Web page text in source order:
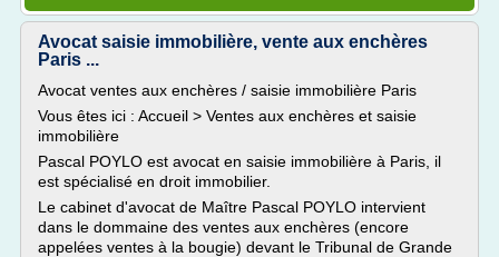
Avocat saisie immobilière, vente aux enchères
Paris ...
Avocat ventes aux enchères / saisie immobilière Paris
Vous êtes ici : Accueil > Ventes aux enchères et saisie
immobilière
Pascal POYLO est avocat en saisie immobilière à Paris, il
est spécialisé en droit immobilier.
Le cabinet d'avocat de Maître Pascal POYLO intervient
dans le dommaine des ventes aux enchères (encore
appelées ventes à la bougie) devant le Tribunal de Grande